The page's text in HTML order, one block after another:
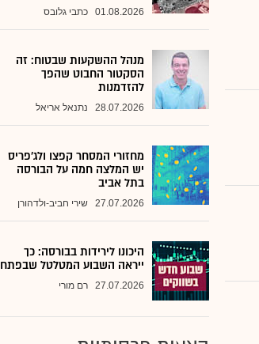
01.08.2026 כתבי גלובס
מנהל ההשקעות שבטוח: זה
הסקטור החבוט שהפך
להזדמנות
28.07.2026 נתנאל אריאל
מחזורי המסחר קפצו ולג'פריס
יש המלצה חמה על הבורסה
בתל אביב
27.07.2026 שירי חביב-ולדהורן
היכונו לירידות בבורסה: כך
ייראה השבוע המטלטל שבפתח
27.07.2026 רם מורי